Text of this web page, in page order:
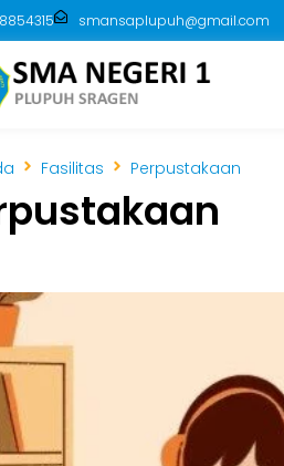
smansaplupuh@gmail.com
Fasilitas Perpustakaan